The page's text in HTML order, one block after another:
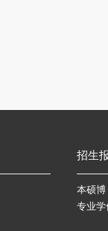
招生
本硕博
专业学